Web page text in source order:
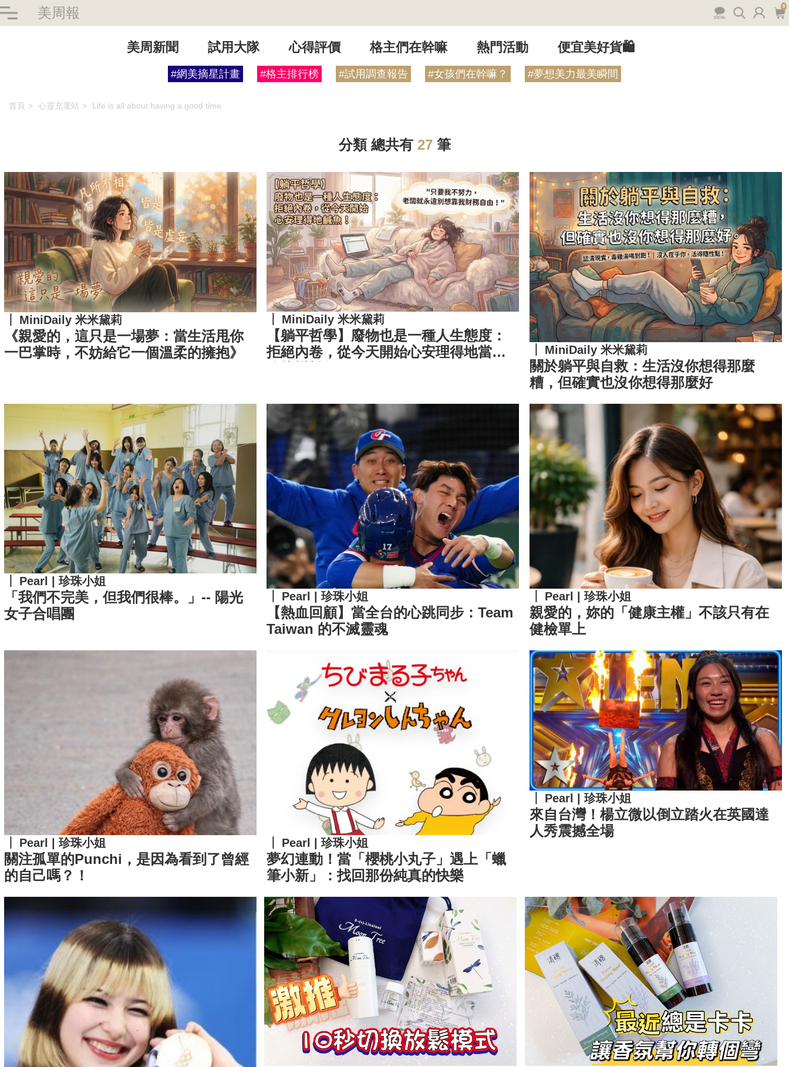
美周報 0
美周新聞 試用大隊 心得評價 格主們在幹嘛 熱門活動 便宜美好貨🛍️
#網美摘星計畫 #格主排行榜 #試用調查報告 #女孩們在幹嘛？ #夢想美力最美瞬間
首頁 心靈充電站 Life is all about having a good time
分類 總共有 27筆
MiniDaily 米米黛莉
《親愛的，這只是一場夢：當生活甩你
一巴掌時，不妨給它一個溫柔的擁抱》
MiniDaily 米米黛莉
【躺平哲學】廢物也是一種人生態度：
拒絕內卷，從今天開始心安理得地當一
MiniDaily 米米黛莉
關於躺平與自救：生活沒你想得那麼
糟，但確實也沒你想得那麼好
Pearl | 珍珠小姐
「我們不完美，但我們很棒。」-- 陽光
女子合唱團
Pearl | 珍珠小姐
【熱血回顧】當全台的心跳同步：Team
Taiwan 的不滅靈魂
Pearl | 珍珠小姐
親愛的，妳的「健康主權」不該只有在
健檢單上
Pearl | 珍珠小姐
關注孤單的Punchi，是因為看到了曾經
的自己嗎？！
Pearl | 珍珠小姐
夢幻連動！當「櫻桃小丸子」遇上「蠟
筆小新」：找回那份純真的快樂
Pearl | 珍珠小姐
來自台灣！楊立微以倒立踏火在英國達
人秀震撼全場